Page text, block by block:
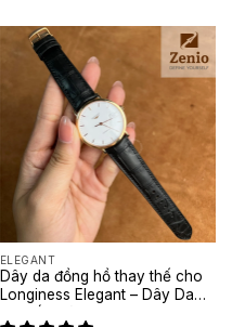
ELEGANT
Dây da đồng hồ thay thế cho
Longiness Elegant – Dây Da